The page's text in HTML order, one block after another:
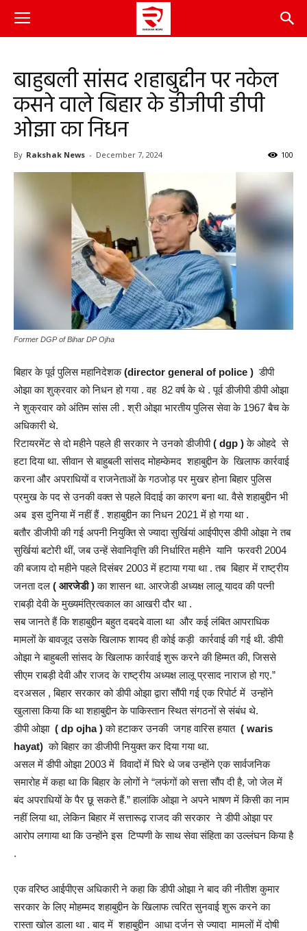
बाहुबली सांसद शहाबुद्दीन पर नकेल
कसने वाले बिहार के डीजीपी डीपी
ओझा का निधन
By Rakshak News - December 7, 2024 100
Former DGP of Bihar DP Ojha
बिहार के पूर्व पुलिस महानिदेशक(director general of police ) डीपी
ओझा का शुक्रवार को निधन हो गया . वह 82 वर्ष के थे . पूर्व डीजीपी डीपी ओझा
ने शुक्रवार को अंतिम सांस ली . श्री ओझा भारतीय पुलिस सेवा के 1967 बैच के
अधिकारी थे.
रिटायरमेंट से दो महीने पहले ही सरकार ने उनको डीजीपी( dgp )के ओहदे से
हटा दिया था. सीवान से बाहुबली सांसद मोहम्केमद शहाबुद्दीन के खिलाफ कार्रवाई
करना और अपराधियों व राजनेताओं के गठजोड़ पर मुखर होना बिहार पुलिस
प्रमुख के पद से उनकी वक्त से पहले विदाई का कारण बना था. वैसे शहाबुद्दीन भी
अब इस दुनिया में नहीं हैं . शहाबुद्दीन का निधन 2021 में हो गया था .
बतौर डीजीपी की गई अपनी नियुक्ति से ज्यादा सुर्खियां आईपीएस डीपी ओझा ने तब
सुर्खियां बटोरी थीं, जब उन्हें सेवानिवृत्ति की निर्धारित महीने यानि फरवरी 2004
की बजाय दो महीने पहले दिसंबर 2003 में हटाया गया था . तब बिहार में राष्ट्रीय
जनता दल ( आरजेडी )का शासन था. आरजेडी अध्यक्ष लालू यादव की पत्नी
राबड़ी देवी के मुख्यमंत्रित्वकाल का आखरी दौर था .
सब जानते हैं कि शहाबुद्दीन बहुत दबदबे वाला था और कई लंबित आपराधिक
मामलों के बावजूद उसके खिलाफ शायद ही कोई कड़ी कार्रवाई की गई थी. डीपी
ओझा ने बाहुबली सांसद के खिलाफ कार्रवाई शुरू करने की हिम्मत की, जिससे
सीएम राबड़ी देवी और राजद के राष्ट्रीय अध्यक्ष लालू प्रसाद नाराज हो गए.”
दरअसल , बिहार सरकार को डीपी ओझा द्वारा सौंपी गई एक रिपोर्ट में उन्होंने
खुलासा किया कि था शहाबुद्दीन के पाकिस्तान स्थित संगठनों से संबंध थे.
डीपी ओझा ( dp ojha )को हटाकर उनकी जगह वारिस हयात ( waris
hayat) को बिहार का डीजीपी नियुक्त कर दिया गया था.
असल में डीपी ओझा 2003 में विवादों में घिरे थे जब उन्होंने एक सार्वजनिक
समारोह में कहा था कि बिहार के लोगों ने “लफंगों को सत्ता सौंप दी है, जो जेल में
बंद अपराधियों के पैर छू सकते हैं.” हालांकि ओझा ने अपने भाषण में किसी का नाम
नहीं लिया था, लेकिन बिहार में सत्तारूढ़ राजद की सरकार ने डीपी ओझा पर
आरोप लगाया था कि उन्होंने इस टिप्पणी के साथ सेवा संहिता का उल्लंघन किया है
.
एक वरिष्ठ आईपीएस अधिकारी ने कहा कि डीपी ओझा ने बाद की नीतीश कुमार
सरकार के लिए मोहम्मद शहाबुद्दीन के खिलाफ त्वरित सुनवाई शुरू करने का
रास्ता खोल डाला था . बाद में शहाबुद्दीन आधा दर्जन से ज्यादा मामलों में दोषी